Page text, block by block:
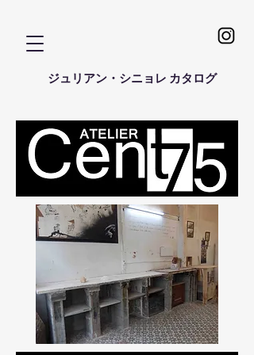
ジュリアン・シニョレ カタログ